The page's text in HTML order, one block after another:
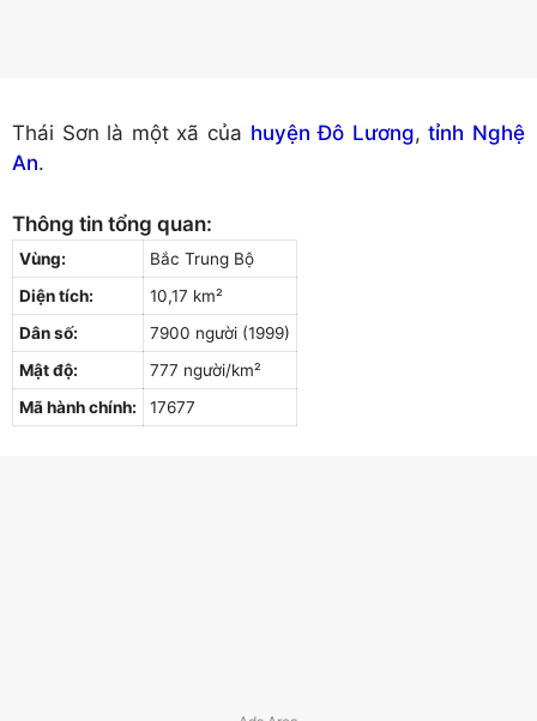
Thái Sơn là một xã của huyện Đô Lương,tỉnh Nghệ
An.
Thông tin tổng quan:
Vùng:
Bắc Trung Bộ
Diện tích:
10,17 km²
Dân số:
7900 người (1999)
Mật độ:
777 người/km²
Mã hành chính:
17677